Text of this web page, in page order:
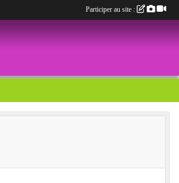
Participer au site :